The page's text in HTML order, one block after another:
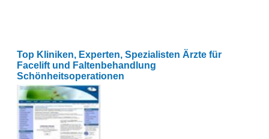
Top Kliniken, Experten, Spezialisten Ärzte für
Facelift und Faltenbehandlung
Schönheitsoperationen